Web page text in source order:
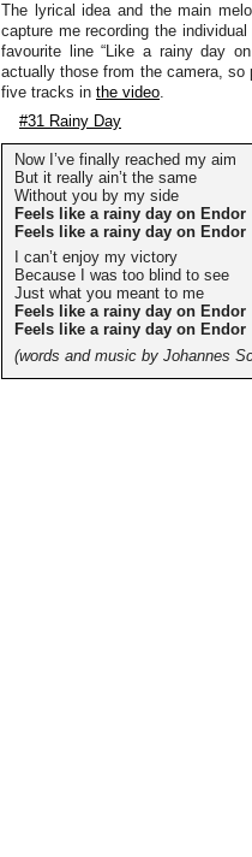
The lyrical idea and the main
capture me recording the
favourite line “Like a rainy day
actually those from the camera, so
five tracks in the video.
#31 Rainy Day
Now I’ve finally reached my aim
But it really ain’t the same
Without you by my side
Feels like a rainy day on Endor
Feels like a rainy day on Endor
I can’t enjoy my victory
Because I was too blind to see
Just what you meant to me
Feels like a rainy day on Endor
Feels like a rainy day on Endor
(words and music by Johannes